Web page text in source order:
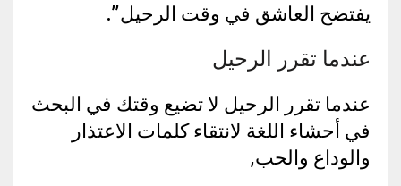
يفتضح العاشق في وقت الرحيل”.
عندما تقرر الرحيل
عندما تقرر الرحيل لا تضيع وقتك في البحث
في أحشاء اللغة لانتقاء كلمات الاعتذار
والوداع والحب,